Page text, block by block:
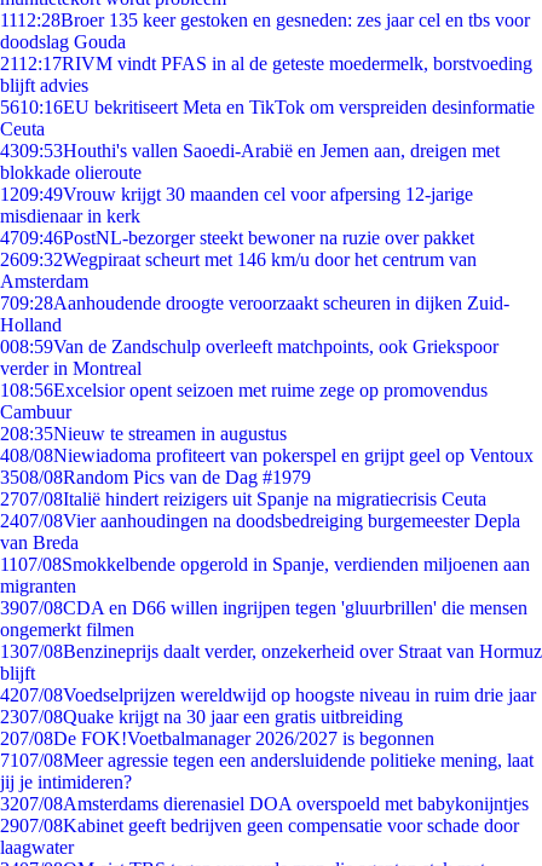
1112:28Broer 135 keer gestoken en gesneden: zes jaar cel en tbs voor
doodslag Gouda
2112:17RIVM vindt PFAS in al de geteste moedermelk, borstvoeding
blijft advies
5610:16EU bekritiseert Meta en TikTok om verspreiden desinformatie
Ceuta
4309:53Houthi's vallen Saoedi-Arabië en Jemen aan, dreigen met
blokkade olieroute
1209:49Vrouw krijgt 30 maanden cel voor afpersing 12-jarige
misdienaar in kerk
4709:46PostNL-bezorger steekt bewoner na ruzie over pakket
2609:32Wegpiraat scheurt met 146 km/u door het centrum van
Amsterdam
709:28Aanhoudende droogte veroorzaakt scheuren in dijken Zuid-
Holland
008:59Van de Zandschulp overleeft matchpoints, ook Griekspoor
verder in Montreal
108:56Excelsior opent seizoen met ruime zege op promovendus
Cambuur
208:35Nieuw te streamen in augustus
408/08Niewiadoma profiteert van pokerspel en grijpt geel op Ventoux
3508/08Random Pics van de Dag #1979
2707/08Italië hindert reizigers uit Spanje na migratiecrisis Ceuta
2407/08Vier aanhoudingen na doodsbedreiging burgemeester Depla
van Breda
1107/08Smokkelbende opgerold in Spanje, verdienden miljoenen aan
migranten
3907/08CDA en D66 willen ingrijpen tegen 'gluurbrillen' die mensen
ongemerkt filmen
1307/08Benzineprijs daalt verder, onzekerheid over Straat van Hormuz
blijft
4207/08Voedselprijzen wereldwijd op hoogste niveau in ruim drie jaar
2307/08Quake krijgt na 30 jaar een gratis uitbreiding
207/08De FOK!Voetbalmanager 2026/2027 is begonnen
7107/08Meer agressie tegen een andersluidende politieke mening, laat
jij je intimideren?
3207/08Amsterdams dierenasiel DOA overspoeld met babykonijntjes
2907/08Kabinet geeft bedrijven geen compensatie voor schade door
laagwater